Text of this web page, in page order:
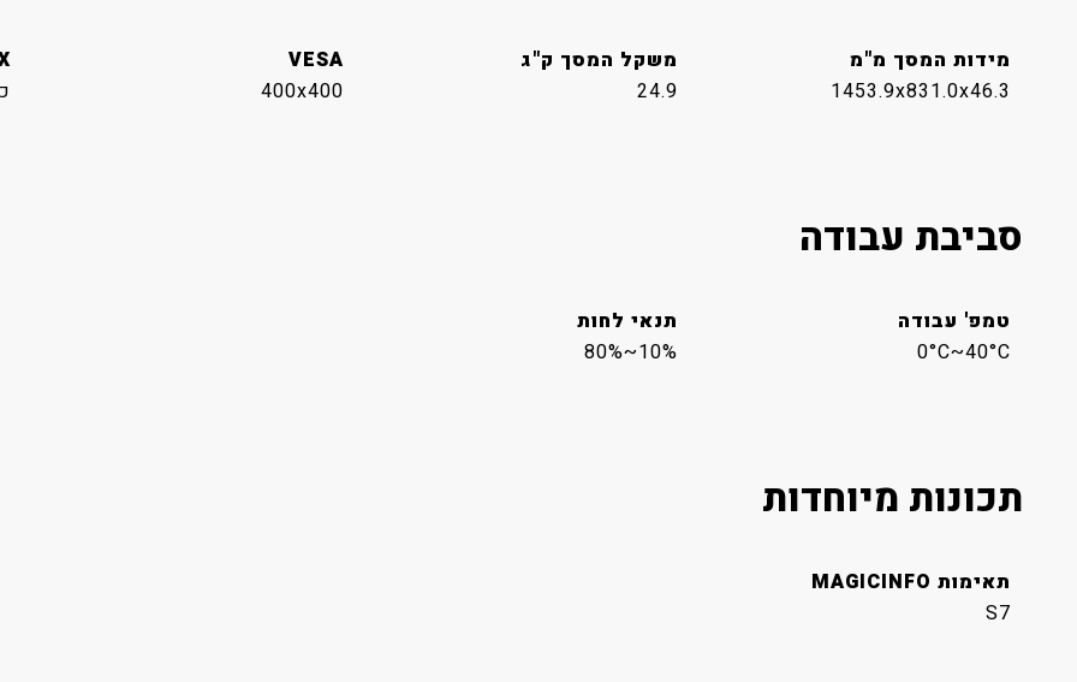
מידות המסך מ"מ
1453.9x831.0x46.3
משקל המסך ק"ג
24.9
VESA
400x400
סביבת עבודה
טמפ' עבודה
0°C~40°C
תנאי לחות
10%~80%
תכונות מיוחדות
תאימות MAGICINFO
S7